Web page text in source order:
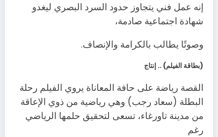
إنه عمل فني يتجاوز حدود السرد البصري ليغدو
شهادة اجتماعية صادمة،
وصوتًا يطالب بالكرامة والإنصاف.
(بطاقة الفيلم) .. إنتاج
القصة رياضة على حافة المعاناة يروي الفيلم رحلة
البطلة (سعاد رجب) وهي رياضية من ذوي الإعاقة
من مدينة تاورغاء، تسعى لتحقيق حلمها الرياضي
رغم